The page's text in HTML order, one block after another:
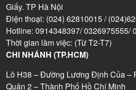
Giấy. TP Hà Nội
Điện thoại: (024) 62810015 /
Hotline: 0914348397/ 0326975555/
Thời gian làm việc: (Từ T2-T7)
CHI NHÁNH (TP.HCM)
Lô H38 – Đường Lương Định Của –
Quận 2 – Thành Phố Hồ Chí Minh